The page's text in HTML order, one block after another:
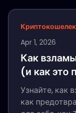
Криптокошелек
Apr 1, 2026
Как
(и как это
Узнайте, как
как